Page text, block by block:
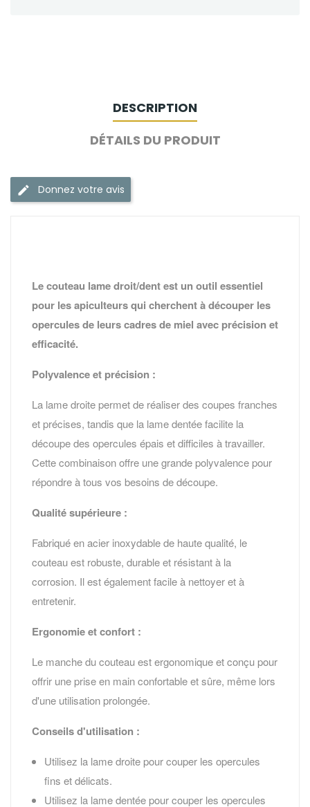
DESCRIPTION
DÉTAILS DU PRODUIT
Donnez votre avis
Le couteau lame droit/dent est un outil essentiel
pour les apiculteurs qui cherchent à découper les
opercules de leurs cadres de miel avec précision et
efficacité.
Polyvalence et précision :
La lame droite permet de réaliser des coupes franches
et précises, tandis que la lame dentée facilite la
découpe des opercules épais et difficiles à travailler.
Cette combinaison offre une grande polyvalence pour
répondre à tous vos besoins de découpe.
Qualité supérieure :
Fabriqué en acier inoxydable de haute qualité, le
couteau est robuste, durable et résistant à la
corrosion. Il est également facile à nettoyer et à
entretenir.
Ergonomie et confort :
Le manche du couteau est ergonomique et conçu pour
offrir une prise en main confortable et sûre, même lors
d'une utilisation prolongée.
Conseils d'utilisation :
Utilisez la lame droite pour couper les opercules
fins et délicats.
Utilisez la lame dentée pour couper les opercules